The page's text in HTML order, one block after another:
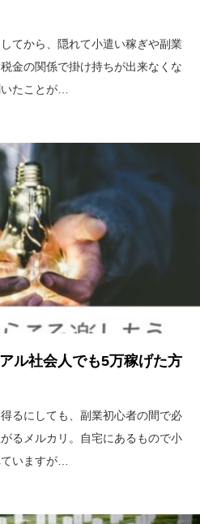
てから、隠れて小遣い稼ぎや副業
金の関係で掛け持ちが出来なくな
たことが…
ル社会人でも5万稼げた方
るにしても、副業初心者の間で必
るメルカリ。自宅にあるもので小
いますが…